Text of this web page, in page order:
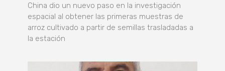
China dio un nuevo paso en la investigación
espacial al obtener las primeras muestras de
arroz cultivado a partir de semillas trasladadas a
la estación